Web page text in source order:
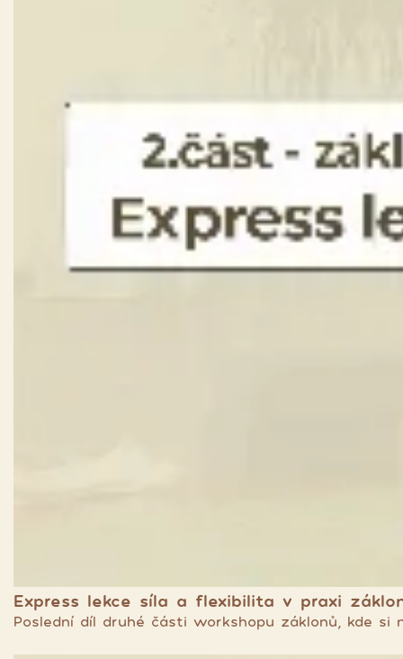
Express lekce síla a flexibilita v praxi
Poslední díl druhé části workshopu záklonů, kde